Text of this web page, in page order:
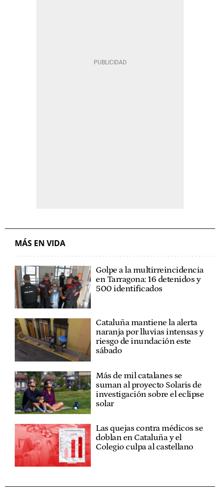
MÁS EN VIDA
Golpe a la multirreincidencia
en Tarragona: 16 detenidos y
500 identificados
Cataluña mantiene la alerta
naranja por lluvias intensas y
riesgo de inundación este
sábado
Más de mil catalanes se
suman al proyecto Solaris de
investigación sobre el eclipse
solar
Las quejas contra médicos se
doblan en Cataluña y el
Colegio culpa al castellano